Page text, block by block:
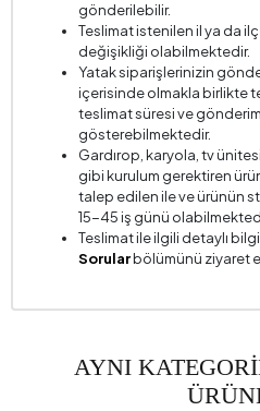
gönderilebilir.
Teslimat istenilen il ya da
değişikliği olabilmektedir.
Yatak siparişlerinizin
içerisinde olmakla birlikte
teslimat süresi ve
gösterebilmektedir.
Gardırop, karyola, tv
gibi kurulum gerektiren
talep edilen ile ve ürünün
15-45 iş günü
Teslimat ile ilgili detaylı
Sorularbölümünü ziyaret
AYNI